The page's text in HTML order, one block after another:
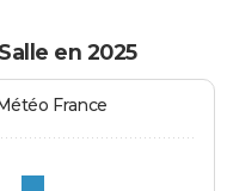
en 2025
France